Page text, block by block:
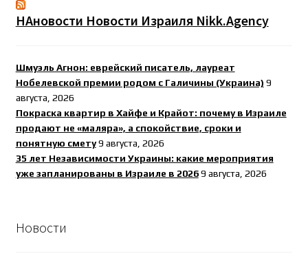
НАновости Новости Израиля Nikk.Agency
Шмуэль Агнон: еврейский писатель, лауреат
Нобелевской премии родом с Галичины (Украина) 9
августа, 2026
Покраска квартир в Хайфе и Крайот: почему в Израиле
продают не «маляра», а спокойствие, сроки и
понятную смету 9 августа, 2026
35 лет Независимости Украины: какие мероприятия
уже запланированы в Израиле в 2026 9 августа, 2026
Новости